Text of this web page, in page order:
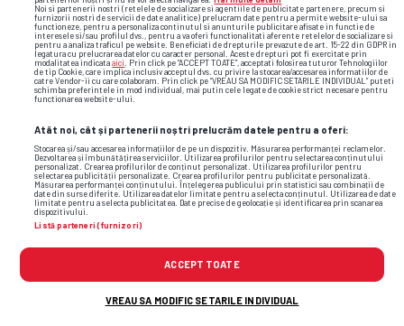
Foto25/32
Noi si partenerii nostri (retelele de socializare si agentiile de publicitate partenere, precum si
furnizorii nostri de servicii de date analitice) prelucram date pentru a permite website-ului sa
functioneze, pentru a personaliza continutul si anunturile publicitare afisate in functie de
interesele si/sau profilul dvs., pentru a va oferi functionalitati aferente retelelor de socializare si
pentru a analiza traficul pe website. Beneficiati de drepturile prevazute de art. 15-22 din GDPR in
legatura cu prelucrarea datelor cu caracter personal. Aceste drepturi pot fi exercitate prin
modalitatea indicataaici
. Prin click pe “ACCEPT TOATE”, acceptati folosirea tuturor Tehnologiilor
de tip Cookie, care implica inclusiv acceptul dvs. cu privire la stocarea/accesarea informatiilor de
catre Vendor-ii cu care colaboram. Prin click pe “VREAU SA MODIFIC SETARILE INDIVIDUAL” puteti
schimba preferintele in mod individual, mai putin cele legate de cookie strict necesare pentru
functionarea website-ului.
Atât noi, cât și partenerii noștri prelucrăm datele pentru a oferi:
Stocarea și/sau accesarea informațiilor de pe un dispozitiv. Măsurarea performanței reclamelor.
Dezvoltarea și îmbunătățirea serviciilor. Utilizarea profilurilor pentru selectarea conținutului
personalizat. Crearea profilurilor de conținut personalizat. Utilizarea profilurilor pentru
selectarea publicității personalizate. Crearea profilurilor pentru publicitate personalizată.
Măsurarea performanței conținutului. Înțelegerea publicului prin statistici sau combinații de
date din surse diferite. Utilizarea datelor limitate pentru a selecta conținutul. Utilizarea de date
limitate pentru a selecta publicitatea. Date precise de geolocație și identificarea prin scanarea
dispozitivului.
Listă parteneri (furnizori)
ACCEPT TOATE
VREAU SA MODIFIC SETARILE INDIVIDUAL